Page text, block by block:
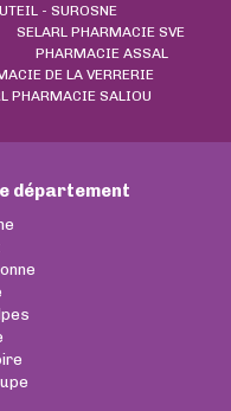
- SUROSNE
SELARL PHARMACIE SVE
PHARMACIE ASSAL
DE LA VERRERIE
PHARMACIE SALIOU
département